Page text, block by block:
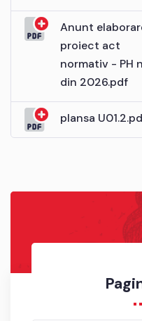
Anunt
proiect act
normativ - PH
din 2026.pdf
plansa